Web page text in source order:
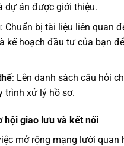
dự án được giới thiệu.
: Chuẩn bị tài liệu liên quan
kế hoạch đầu tư của bạn
: Lên danh sách câu hỏi
trình xử lý hồ sơ.
hội giao lưu và kết nối
mở rộng mạng lưới quan